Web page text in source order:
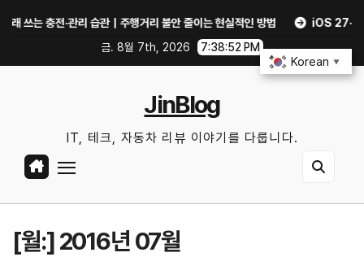
는 충전·관리 습관｜주행거리 불안 줄이는 현실적인 방법
iOS
금. 8월 7th, 2026
7:38:52 PM
JinBlog
IT, 테크, 자동차 리뷰 이야기를 다룹니다.
[월:]2016년 07월
Korean ▼